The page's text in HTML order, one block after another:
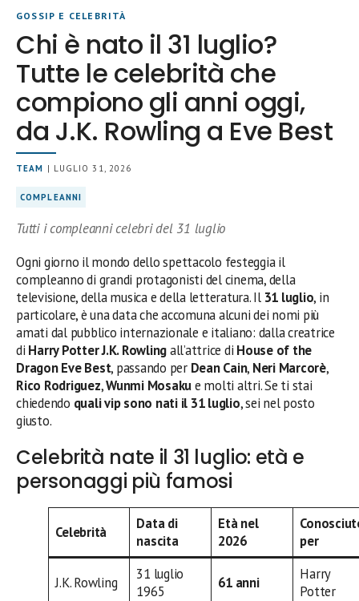
GOSSIP E CELEBRITÀ
Chi è nato il 31 luglio?
Tutte le celebrità che
compiono gli anni oggi,
da J.K. Rowling a Eve Best
TEAM | LUGLIO 31, 2026
COMPLEANNI
Tutti i compleanni celebri del 31 luglio
Ogni giorno il mondo dello spettacolo festeggia il
compleanno di grandi protagonisti del cinema, della
televisione, della musica e della letteratura. Il 31 luglio, in
particolare, è una data che accomuna alcuni dei nomi più
amati dal pubblico internazionale e italiano: dalla creatrice
di Harry PotterJ.K. Rowlingall’attrice di House of the
Dragon Eve Best, passando per Dean Cain, Neri Marcorè,
Rico Rodriguez,Wunmi Mosakue molti altri. Se ti stai
chiedendo quali vip sono nati il 31 luglio, sei nel posto
giusto.
Celebrità nate il 31 luglio: età e
personaggi più famosi
Celebrità
Data di
nascita
Età nel
2026
per
J.K. Rowling
31 luglio
1965
61 anni
Harry
Potter